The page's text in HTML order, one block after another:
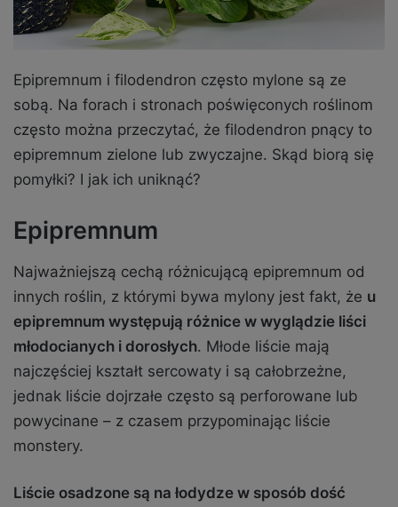
Epipremnum i filodendron często mylone są ze
sobą. Na forach i stronach poświęconych roślinom
często można przeczytać, że filodendron pnący to
epipremnum zielone lub zwyczajne. Skąd biorą się
pomyłki? I jak ich uniknąć?
Epipremnum
Najważniejszą cechą różnicującą epipremnum od
innych roślin, z którymi bywa mylony jest fakt, że u
epipremnum występują różnice w wyglądzie liści
młodocianych i dorosłych. Młode liście mają
najczęściej kształt sercowaty i są całobrzeżne,
jednak liście dojrzałe często są perforowane lub
powycinane – z czasem przypominając liście
monstery.
Liście osadzone są na łodydze w sposób dość